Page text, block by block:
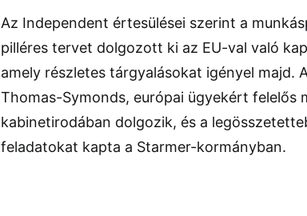
Az Independent értesülései szerint a
pilléres tervet dolgozott ki az EU-val való
amely részletes tárgyalásokat igényel majd.
Thomas-Symonds, európai ügyekért felelős
kabinetirodában dolgozik, és a
feladatokat kapta a Starmer-kormányban.